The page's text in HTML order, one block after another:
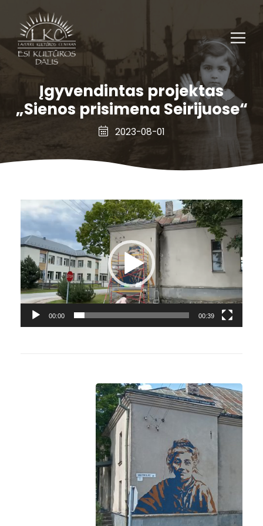
Įgyvendintas projektas
„Sienos prisimena Seirijuose“
2023-08-01
Video
Player
00:00 00:39